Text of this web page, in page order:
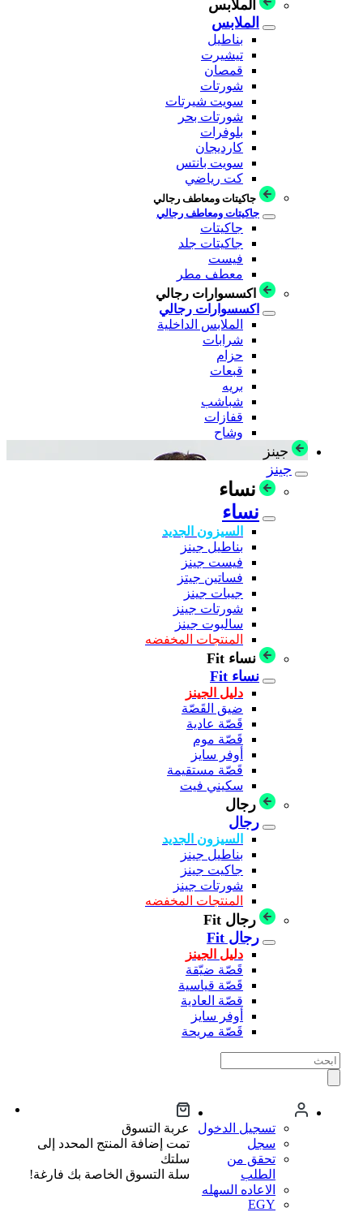
الملابس
الملابس
بناطيل
تيشيرت
قمصان
شورتات
سويت شيرتات
شورتات بحر
بلوفرات
كارديجان
سويت بانتس
كت رياضي
جاكيتات ومعاطف رجالي
جاكيتات ومعاطف رجالي
جاكيتات
جاكيتات جلد
فيست
معطف مطر
اكسسوارات رجالي
اكسسوارات رجالي
الملابس الداخلية
شرابات
حزام
قبعات
بريه
شباشب
قفازات
وشاح
جينز
جينز
نساء
نساء
السيزون الجديد
بناطيل جينز
فيست جينز
فساتين جيتز
جيبات جينز
شورتات جينز
سالبوت جينز
المنتجات المخفضه
نساء Fit
نساء Fit
دليل الجينز
ضيق القَصّة
قَصّة عادية
قَصّة موم
أوفر سايز
قَصّة مستقيمة
سكيني فيت
رجال
رجال
السيزون الجديد
بناطيل جينز
جاكيت جينز
شورتات جينز
المنتجات المخفضه
رجال Fit
رجال Fit
دليل الجينز
قَصّة ضيّقة
قَصّة قياسية
قصّة العادية
أوفر سايز
قَصّة مريحة
تسجيل الدخول
سجل
تحقق من
الطلب
الاعاده السهله
EGY
عربة التسوق
تمت إضافة المنتج المحدد إلى
سلتك
سلة التسوق الخاصة بك فارغة!